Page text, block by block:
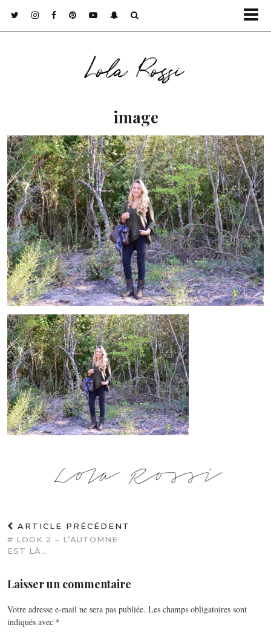
Lola Rossi
image
ARTICLE PRÉCÉDENT
# LOOK 2 – L’AUTOMNE
EST LÀ…
Laisser un commentaire
Votre adresse e-mail ne sera pas publiée. Les champs obligatoires sont
indiqués avec *